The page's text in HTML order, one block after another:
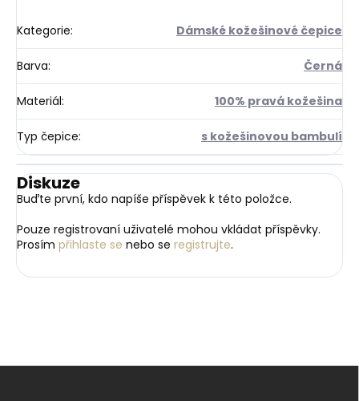
Kategorie: Dámské kožešinové čepice
Barva: Černá
Materiál: 100% pravá kožešina
Typ čepice: s kožešinovou bambulí
Diskuze
Buďte první, kdo napíše příspěvek k této položce.
Pouze registrovaní uživatelé mohou vkládat příspěvky.
Prosím přihlaste se nebo se registrujte.